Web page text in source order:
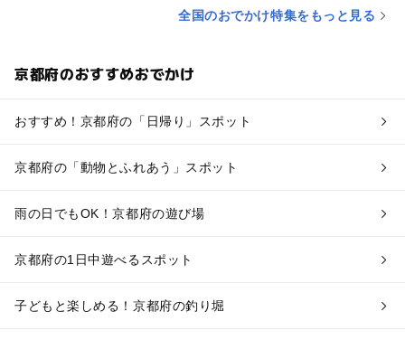
全国のおでかけ特集をもっと見る
京都府のおすすめおでかけ
おすすめ！京都府の「日帰り」スポット
京都府の「動物とふれあう」スポット
雨の日でもOK！京都府の遊び場
京都府の1日中遊べるスポット
子どもと楽しめる！京都府の釣り堀